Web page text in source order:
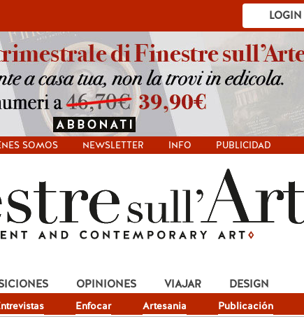
LOGIN
SOMOS NEWSLETTER INFO PUBLICIDAD
Enfocar Artesania Publicación
OPINIONES VIAJAR DESIGN